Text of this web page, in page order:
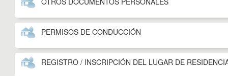
PERMISOS DE CONDUCCIÓN
REGISTRO / INSCRIPCIÓN DEL LUGAR DE